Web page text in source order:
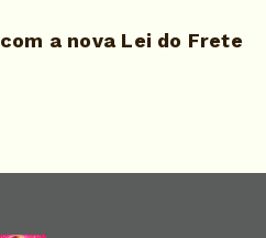
a nova Lei do Frete